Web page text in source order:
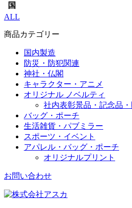
国
ALL
商品カテゴリー
国内製造
防災・防犯関連
神社・仏閣
キャラクター・アニメ
オリジナル ノベルティ
社内表彰景品・記念品
バッグ・ポーチ
生活雑貨・パブミラー
スポーツ・イベント
アパレル・バッグ・ポーチ
オリジナルプリント
お問い合わせ